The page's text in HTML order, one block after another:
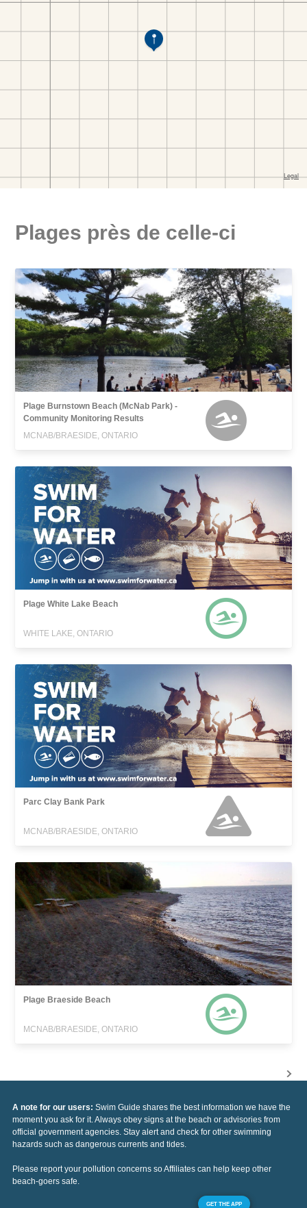
Plages près de celle-ci
Plage Burnstown Beach (McNab Park) -
Community Monitoring Results
MCNAB/BRAESIDE, ONTARIO
Plage White Lake Beach
WHITE LAKE, ONTARIO
Parc Clay Bank Park
MCNAB/BRAESIDE, ONTARIO
Plage Braeside Beach
MCNAB/BRAESIDE, ONTARIO
A note for our users: Swim Guide shares the best information we have the
moment you ask for it. Always obey signs at the beach or advisories from
official government agencies. Stay alert and check for other swimming
hazards such as dangerous currents and tides.
Please report your pollution concerns so Affiliates can help keep other
beach-goers safe.
GET THE APP